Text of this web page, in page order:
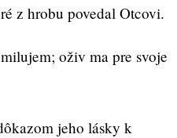
z hrobu povedal Otcovi.
oživ ma pre svoje
jeho lásky k